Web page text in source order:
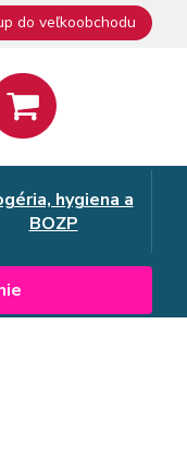
do veľkoobchodu
hygiena a
BOZP